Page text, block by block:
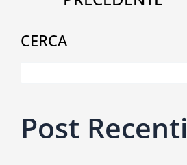
CERCA
Post Recenti